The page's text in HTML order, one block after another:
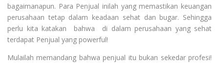
bagaimanapun. Para Penjual inilah yang memastikan keuangan
perusahaan tetap dalam keadaan sehat dan bugar. Sehingga
perlu kita katakan bahwa di dalam perusahaan yang sehat
terdapat Penjual yang powerful!
Mulailah memandang bahwa penjual itu bukan sekedar profesi!